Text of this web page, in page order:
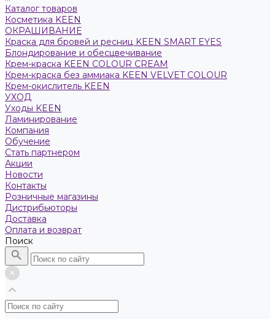
Каталог товаров
Косметика KEEN
ОКРАШИВАНИЕ
Краска для бровей и ресниц KEEN SMART EYES
Блондирование и обесцвечивание
Крем-краска KEEN COLOUR CREAM
Крем-краска без аммиака KEEN VELVET COLOUR
Крем-окислитель KEEN
УХОД
Уходы KEEN
Ламинирование
Компания
Обучение
Стать партнером
Акции
Новости
Контакты
Розничные магазины
Дистрибьюторы
Доставка
Оплата и возврат
Поиск